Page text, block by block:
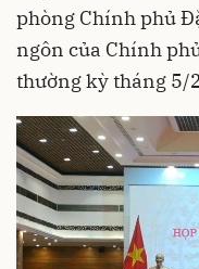
phòng Chính phủ
ngôn của Chính
thường kỳ tháng 5/